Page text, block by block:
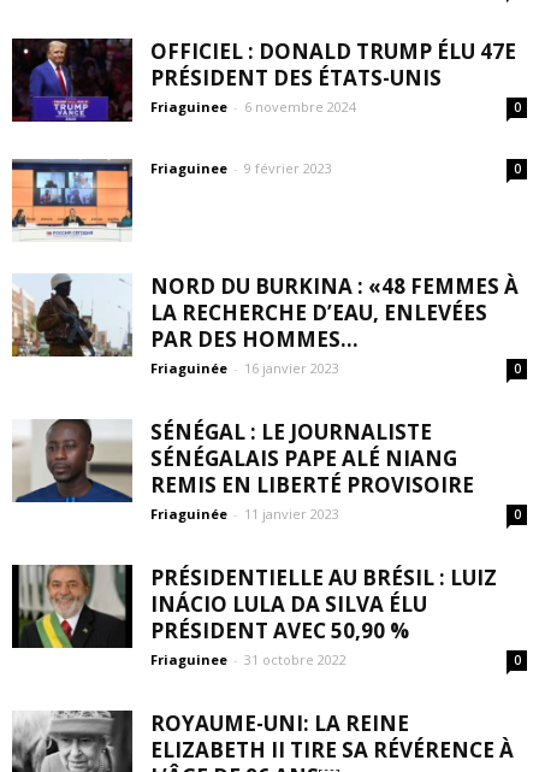
OFFICIEL : DONALD TRUMP ÉLU 47E
PRÉSIDENT DES ÉTATS-UNIS
Friaguinee - 6 novembre 2024 0
Friaguinee - 9 février 2023 0
NORD DU BURKINA : «48 FEMMES À
LA RECHERCHE D’EAU, ENLEVÉES
PAR DES HOMMES...
Friaguinée - 16 janvier 2023 0
SÉNÉGAL : LE JOURNALISTE
SÉNÉGALAIS PAPE ALÉ NIANG
REMIS EN LIBERTÉ PROVISOIRE
Friaguinée - 11 janvier 2023 0
PRÉSIDENTIELLE AU BRÉSIL : LUIZ
INÁCIO LULA DA SILVA ÉLU
PRÉSIDENT AVEC 50,90 %
Friaguinee - 31 octobre 2022 0
ROYAUME-UNI: LA REINE
ELIZABETH II TIRE SA RÉVÉRENCE À